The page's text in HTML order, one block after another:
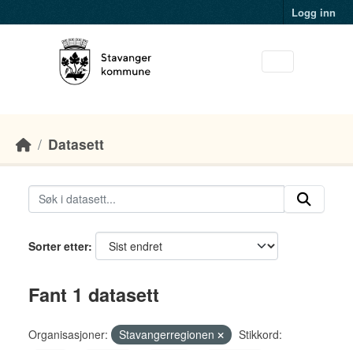
Logg inn
Datasett
Sorter etter
Fant 1 datasett
Organisasjoner: Stavangerregionen
Stikkord: